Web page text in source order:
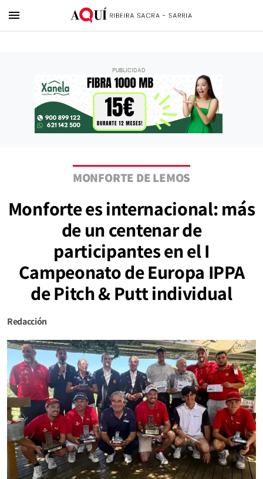
menu
MONFORTE DE LEMOS
Monforte es internacional: más
de un centenar de
participantes en el I
Campeonato de Europa IPPA
de Pitch & Putt individual
Redacción